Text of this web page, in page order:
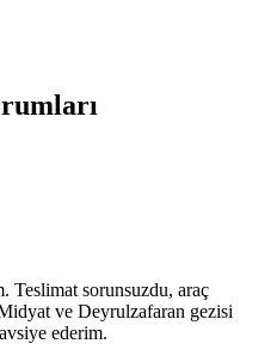
Teslimat sorunsuzdu, araç
ve Deyrulzafaran gezisi
ederim.